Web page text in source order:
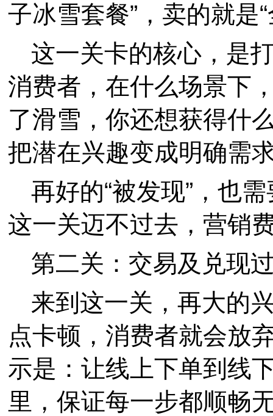
子冰雪套餐”，卖的就是
这一关卡的核心，是
消费者，在什么场景下
了滑雪，你还想获得什
把潜在兴趣变成明确需
再好的“被发现”，也
这一关迈不过去，营销
第二关：交易及兑现
来到这一关，再大的
点卡顿，消费者就会放
示是：让线上下单到线
里，保证每一步都顺畅